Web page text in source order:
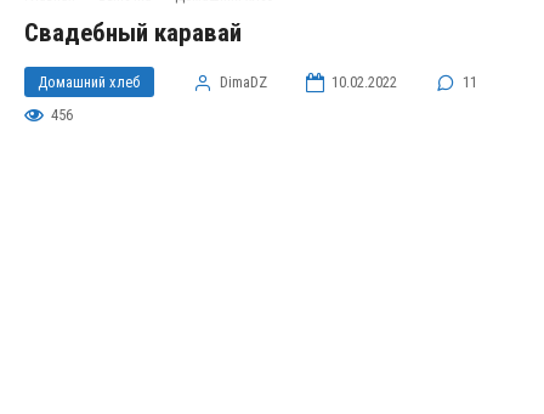
Свадебный каравай
Домашний хлеб DimaDZ 10.02.2022
11
456